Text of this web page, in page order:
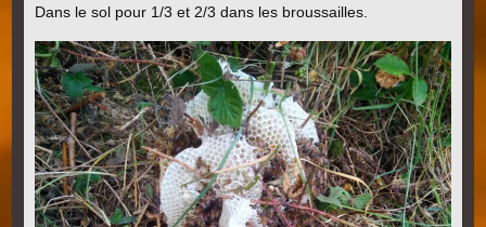
Dans le sol pour 1/3 et 2/3 dans les broussailles.